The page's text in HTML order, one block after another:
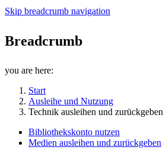
Skip breadcrumb navigation
Breadcrumb
you are here:
Start
Ausleihe und Nutzung
Technik ausleihen und zurückgeben
Bibliothekskonto nutzen
Medien ausleihen und zurückgeben